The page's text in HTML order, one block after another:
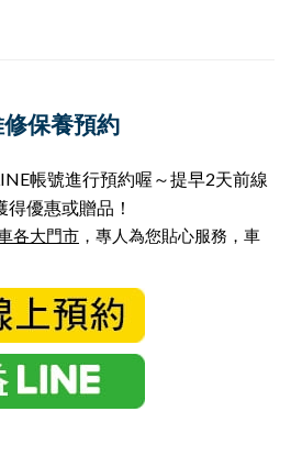
保養預約
帳號進行預約喔～提早2天前線
得優惠或贈品！
各大門市 ，專人為您貼心服務，車